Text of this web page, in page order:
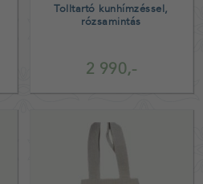
2 990,-
Tolltartó kunhímzéssel,
rózsamintás